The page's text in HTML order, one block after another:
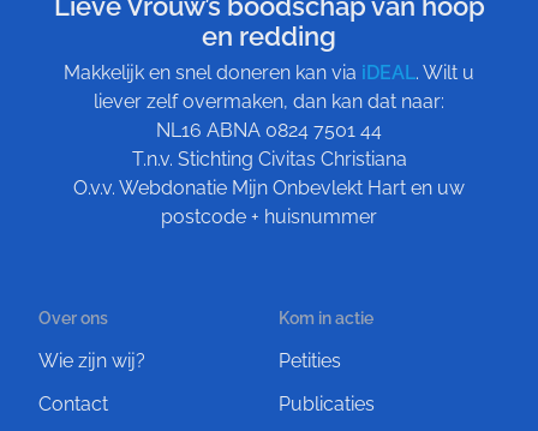
en redding
Makkelijk en snel doneren kan via iDEAL. Wilt u
liever zelf overmaken, dan kan dat naar:
NL16 ABNA 0824 7501 44
T.n.v. Stichting Civitas Christiana
O.v.v. Webdonatie Mijn Onbevlekt Hart en uw
postcode + huisnummer
Over ons
Wie zijn wij?
Contact
Kom in actie
Petities
Publicaties